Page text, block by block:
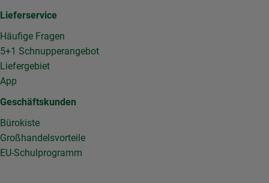
Lieferservice
Häufige Fragen
5+1 Schnupperangebot
Liefergebiet
App
Geschäftskunden
Bürokiste
Großhandelsvorteile
EU-Schulprogramm